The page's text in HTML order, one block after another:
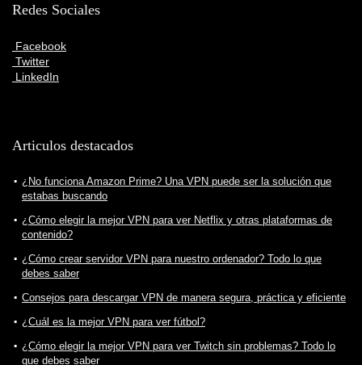
Redes Sociales
Facebook
Twitter
LinkedIn
Articulos destacados
¿No funciona Amazon Prime? Una VPN puede ser la solución que
estabas buscando
¿Cómo elegir la mejor VPN para ver Netflix y otras plataformas de
contenido?
¿Cómo crear servidor VPN para nuestro ordenador? Todo lo que
debes saber
Consejos para descargar VPN de manera segura, práctica y eficiente
¿Cuál es la mejor VPN para ver fútbol?
¿Cómo elegir la mejor VPN para ver Twitch sin problemas? Todo lo
que debes saber